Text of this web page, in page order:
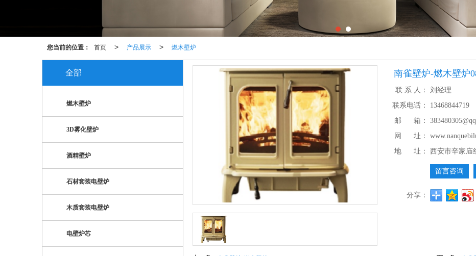
您当前的位置： 首页 > 产品展示 > 燃木壁炉
南雀壁炉-燃木壁炉
联 系 人：
刘经理
联系电话：
13468844719
邮 箱：
网 址：
地 址：
西安市辛家庙
留言咨询
分享：
全部
燃木壁炉
3D雾化壁炉
酒精壁炉
石材套装电壁炉
木质套装电壁炉
电壁炉芯